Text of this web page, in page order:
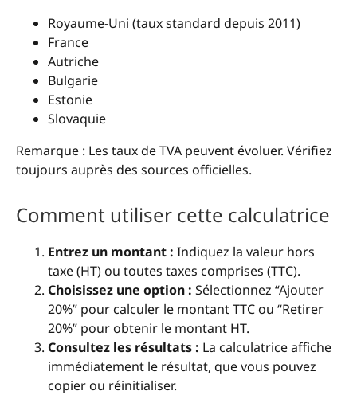
Royaume-Uni (taux standard depuis 2011)
France
Autriche
Bulgarie
Estonie
Slovaquie
Remarque : Les taux de TVA peuvent évoluer. Vérifiez
toujours auprès des sources officielles.
Comment utiliser cette calculatrice
Entrez un montant : Indiquez la valeur hors
taxe (HT) ou toutes taxes comprises (TTC).
Choisissez une option : Sélectionnez “Ajouter
20%” pour calculer le montant TTC ou “Retirer
20%” pour obtenir le montant HT.
Consultez les résultats : La calculatrice affiche
immédiatement le résultat, que vous pouvez
copier ou réinitialiser.